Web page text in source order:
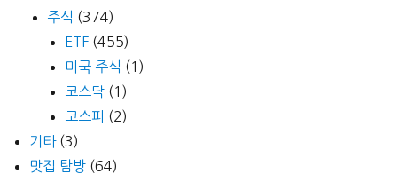
주식 (374)
ETF (455)
미국 주식 (1)
코스닥 (1)
코스피 (2)
기타(3)
맛집 탐방 (64)